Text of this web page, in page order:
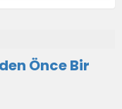
Önce Bir